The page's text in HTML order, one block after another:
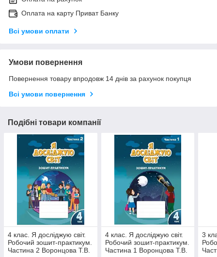
Оплата на карту Приват Банку
Всі умови оплати
Умови повернення
Повернення товару впродовж 14 днів за рахунок покупця
Всі умови повернення
Подібні товари компанії
4 клас. Я досліджую світ.
Робочий зошит-практикум.
Частина 2 Воронцова Т.В.
4 клас. Я досліджую світ.
Робочий зошит-практикум.
Частина 1 Воронцова Т.В.
3